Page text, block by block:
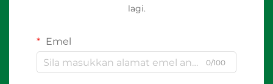
lagi.
Emel
0/100